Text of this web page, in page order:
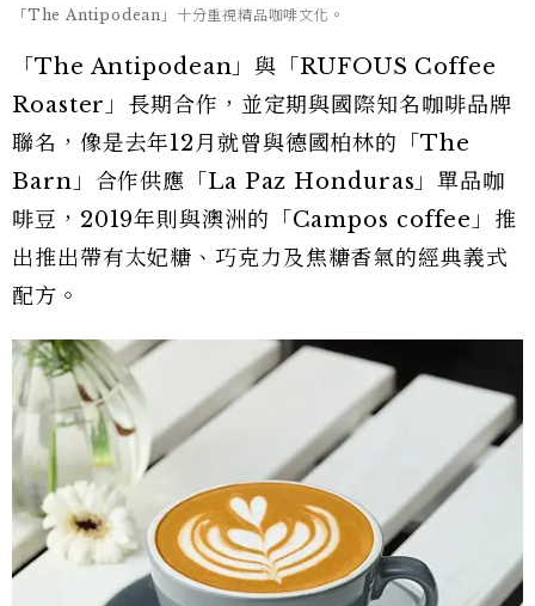
「The Antipodean」十分重視精品咖啡文化。
「The Antipodean」與「RUFOUS Coffee
Roaster」長期合作，並定期與國際知名咖啡品牌
聯名，像是去年12月就曾與德國柏林的「The
Barn」合作供應「La Paz Honduras」單品咖
啡豆，2019年則與澳洲的「Campos coffee」推
出推出帶有太妃糖、巧克力及焦糖香氣的經典義式
配方。